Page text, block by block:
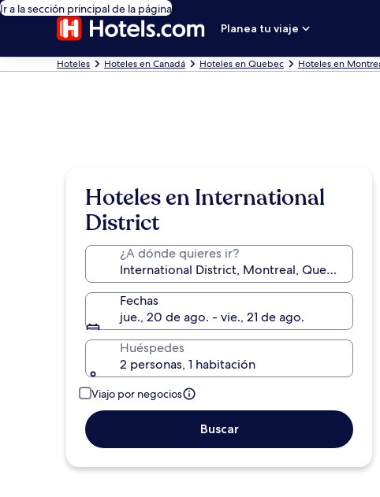
Ir a la sección principal de la página
Planea tu viaje
Hoteles Hoteles en Canadá Hoteles en Quebec Hoteles en
Hoteles en International
District
¿A dónde quieres ir?
Fechas
jue., 20 de ago. - vie., 21 de ago.
Huéspedes
2 personas, 1 habitación
Viajo por negocios
Buscar